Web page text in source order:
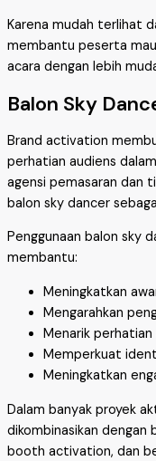
Karena mudah terlihat
membantu peserta
acara dengan lebih
Balon Sky
Brand activation
perhatian audiens
agensi pemasaran dan
balon sky dancer
Penggunaan balon sky
membantu:
Meningkatkan
Mengarahkan
Menarik perhatian
Memperkuat
Meningkatkan
Dalam banyak proyek
dikombinasikan dengan
booth activation, dan